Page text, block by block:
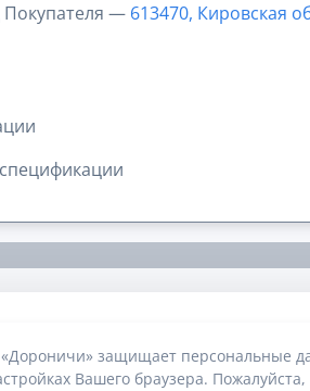
Покупателя — 613470, Кировская
защищает персональные
Вашего браузера.